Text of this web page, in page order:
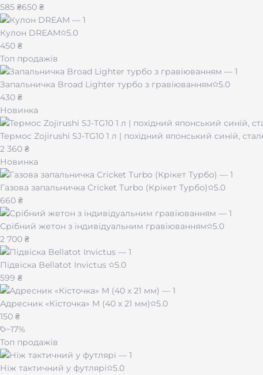
585 ₴650 ₴
Кулон DREAM
5.0
450 ₴
Топ продажів
Запальничка Broad Lighter турбо з гравіюванням
5.0
430 ₴
Новинка
Термос Zojirushi SJ-TG10 1 л | похідний японський синій,
2 360 ₴
Новинка
Газова запальничка Cricket Turbo (Крікет Турбо)
5.0
660 ₴
Срібний жетон з індивідуальним гравіюванням
5.0
2 700 ₴
Підвіска Bellatot Invictus
5.0
599 ₴
Адресник «Кісточка» M (40 х 21 мм)
5.0
150 ₴
−17%
Топ продажів
Ніж тактичний у футлярі
5.0